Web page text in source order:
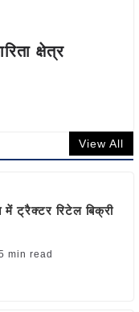
क्षेत्र
View All
ट्रैक्टर रिटेल बिक्री
min read